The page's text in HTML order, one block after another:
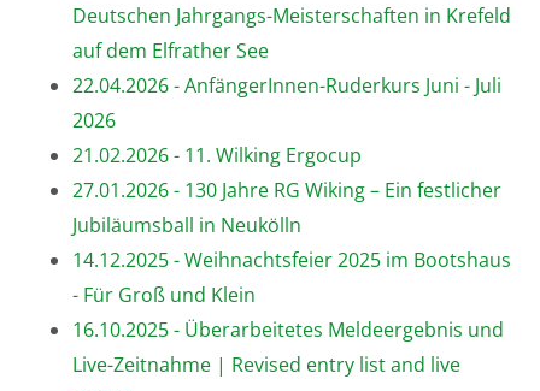
Deutschen Jahrgangs-Meisterschaften in Krefeld
auf dem Elfrather See
22.04.2026 - AnfängerInnen-Ruderkurs Juni - Juli
2026
21.02.2026 - 11. Wilking Ergocup
27.01.2026 - 130 Jahre RG Wiking – Ein festlicher
Jubiläumsball in Neukölln
14.12.2025 - Weihnachtsfeier 2025 im Bootshaus
- Für Groß und Klein
16.10.2025 - Überarbeitetes Meldeergebnis und
Live-Zeitnahme | Revised entry list and live